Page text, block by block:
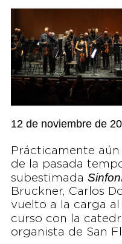
12 de noviembre de
Prácticamente
de la pasada
subestimada
Bruckner, Carlos
vuelto a la carga
curso con la
organista de San